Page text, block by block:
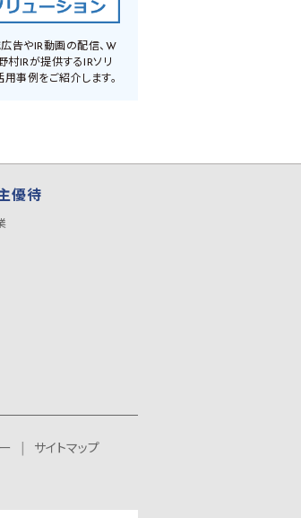
告やIR動画の配信、W
村IRが提供するIRソリ
用事例をご紹介します。
優待
サイトマップ